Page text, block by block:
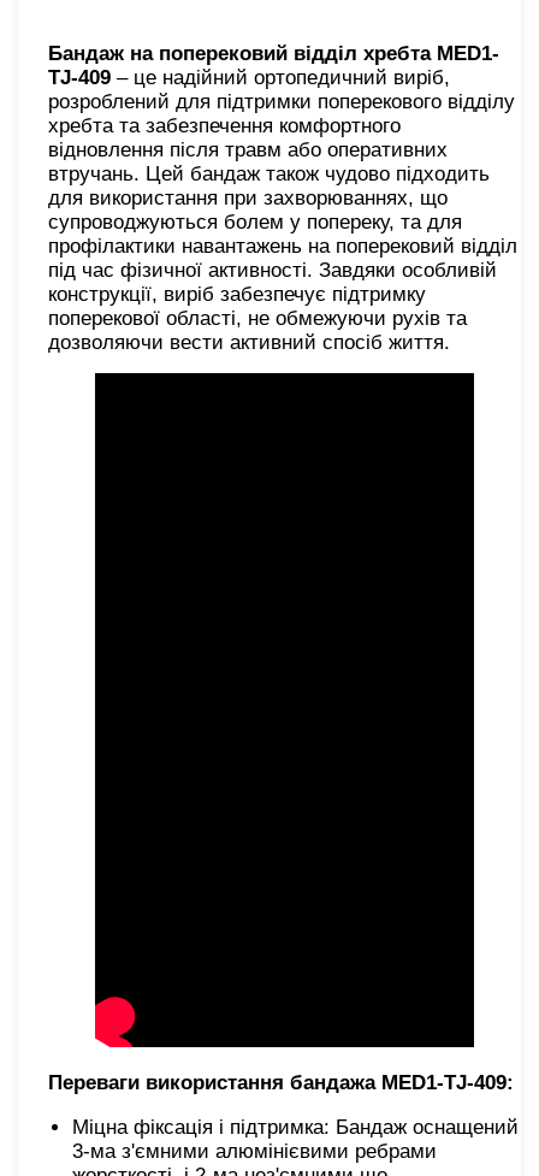
Бандаж на поперековий відділ хребта MED1-
TJ-409 – це надійний ортопедичний виріб,
розроблений для підтримки поперекового відділу
хребта та забезпечення комфортного
відновлення після травм або оперативних
втручань. Цей бандаж також чудово підходить
для використання при захворюваннях, що
супроводжуються болем у попереку, та для
профілактики навантажень на поперековий відділ
під час фізичної активності. Завдяки особливій
конструкції, виріб забезпечує підтримку
поперекової області, не обмежуючи рухів та
дозволяючи вести активний спосіб життя.
Переваги використання бандажа MED1-TJ-409:
Міцна фіксація і підтримка: Бандаж оснащений
3-ма з'ємними алюмінієвими ребрами